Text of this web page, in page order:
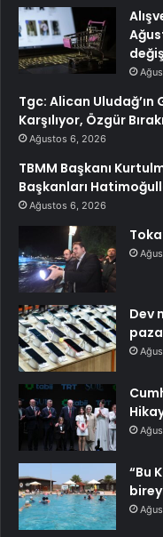
Tgc: Alican Uludağ’ın
Karşılıyor, Özgür
Ağustos 6, 2026
TBMM Başkanı
Başkanları
Ağustos 6, 2026
Dev
“Bu